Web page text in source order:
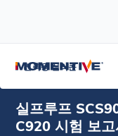
건축용 실리콘
실프루프 SCS9000 NB 실란
실프루프
C920 시험 보고